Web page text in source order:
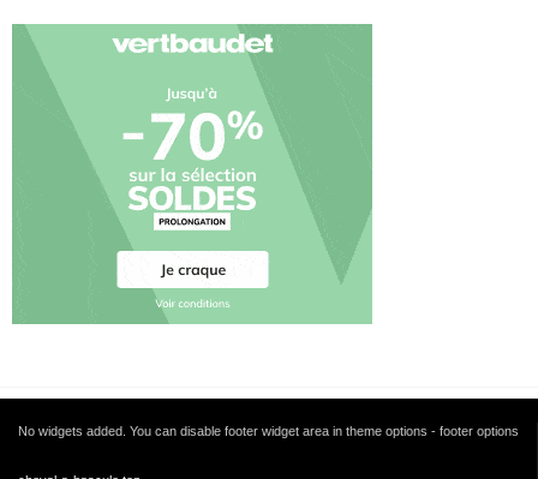
No widgets added. You can disable footer widget area in theme options - footer options